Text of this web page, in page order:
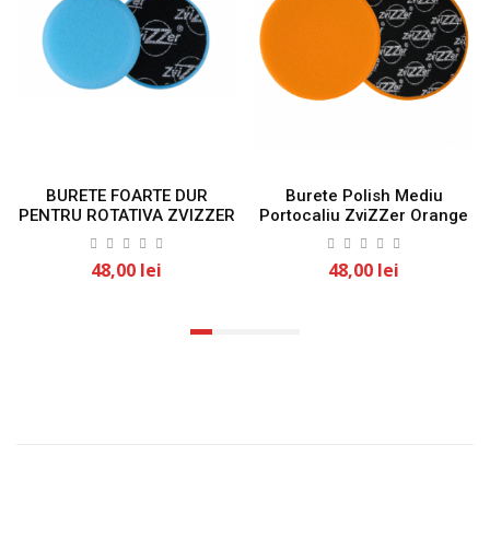
BURETE FOARTE DUR
PENTRU ROTATIVA ZVIZZER
125mm/25mm
48,00 lei
Burete Polish Mediu
Portocaliu ZviZZer Orange
Pad 150mm/25mm
48,00 lei